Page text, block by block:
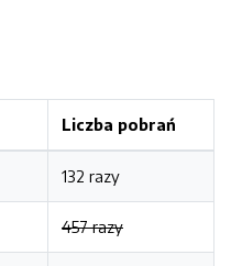
Liczba pobrań
132 razy
457 razy